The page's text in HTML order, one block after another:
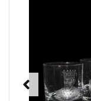
изработка: